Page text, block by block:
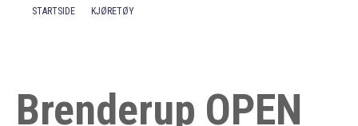
STARTSIDE KJØRETØY
Brenderup OPEN